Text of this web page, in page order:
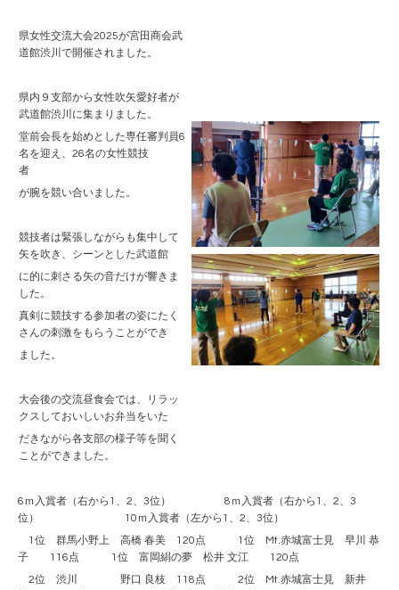
県女性交流大会2025が宮田商会武
道館渋川で開催されました。
県内９支部から女性吹矢愛好者が
武道館渋川に集まりました。
堂前会長を始めとした専任審判員6
名を迎え、26名の女性競技
者
が腕を競い合いました。
競技者は緊張しながらも集中して
矢を吹き、シーンとした武道館
に的に刺さる矢の音だけが響きま
した。
真剣に競技する参加者の姿にたく
さんの刺激をもらうことができ
ました。
大会後の交流昼食会では、リラッ
クスしておいしいお弁当をいた
だきながら各支部の様子等を聞く
ことができました。
6ｍ入賞者（右から1、2、3位） 8ｍ入賞者（右から1、2、3
位） 10ｍ入賞者（左から1、2、3位）
1位 群馬小野上 高橋 春美 120点 1位 Mt.赤城富士見 早川 恭
子 116点 1位 富岡絹の夢 松井 文江 120点
2位 渋川 野口 良枝 118点 2位 Mt.赤城富士見 新井